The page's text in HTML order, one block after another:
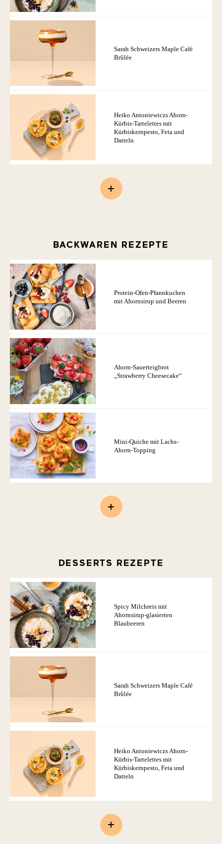
Sarah Schweizers Maple Café
Brûlée
Heiko Antoniewiczs Ahorn-
Kürbis-Tartelettes mit
Kürbiskernpesto, Feta und
Datteln
BACKWAREN REZEPTE
Protein-Ofen-Pfannkuchen
mit Ahornsirup und Beeren
Ahorn-Sauerteigbrot
„Strawberry Cheesecake“
Mini-Quiche mit Lachs-
Ahorn-Topping
DESSERTS REZEPTE
Spicy Milchreis mit
Ahornsirup-glasierten
Blaubeeren
Sarah Schweizers Maple Café
Brûlée
Heiko Antoniewiczs Ahorn-
Kürbis-Tartelettes mit
Kürbiskernpesto, Feta und
Datteln